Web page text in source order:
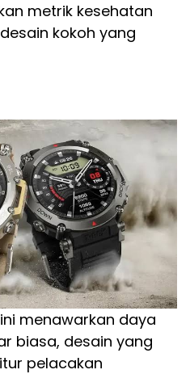
metrik kesehatan
kokoh yang
menawarkan daya
biasa, desain yang
pelacakan